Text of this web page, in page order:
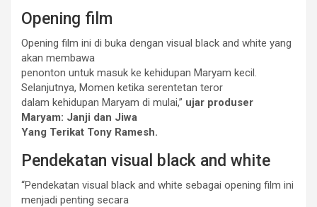
Opening film
Opening film ini di buka dengan visual black and white yang
akan membawa
penonton untuk masuk ke kehidupan Maryam kecil.
Selanjutnya, Momen ketika serentetan teror
dalam kehidupan Maryam di mulai,” ujar produser
Maryam: Janji dan Jiwa
Yang Terikat Tony Ramesh.
Pendekatan visual black and white
“Pendekatan visual black and white sebagai opening film ini
menjadi penting secara